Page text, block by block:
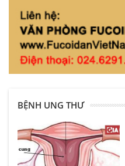
BỆNH UNG THƯ